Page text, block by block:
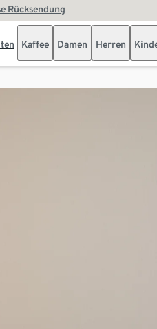
Rücksendung
Kaffee Damen Herren